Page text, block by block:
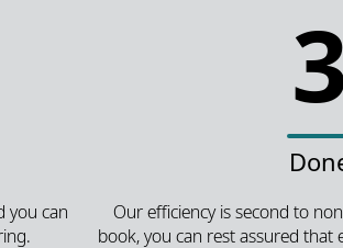
you can
Our efficiency is second to
book, you can rest assured that